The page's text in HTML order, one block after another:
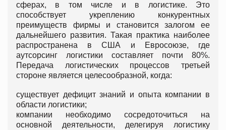
сферах, в том числе и в логистике. Это
способствует укреплению конкурентных
преимуществ фирмы и становится залогом ее
дальнейшего развития. Такая практика наиболее
распространена в США и Евросоюзе, где
аутсорсинг логистики составляет почти 80%.
Передача логистических процессов третьей
стороне является целесообразной, когда:
существует дефицит знаний и опыта компании в
области логистики;
компании необходимо сосредоточиться на
основной деятельности, делегируя логистику